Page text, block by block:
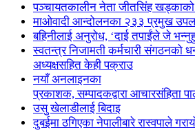
पञ्चायतकालीन नेता जीतसिंह खड्काको
माओवादी आन्दोलनका २३३ प्रमुख
बहिनीलाई अनुरोध, ‘दाई तपाईंले जे
स्वतन्त्र निजामती कर्मचारी संगठनको
अध्यक्षसहित केही पक्राउ
नयाँ अनलाइनका
प्रकाशक, सम्पादकद्वारा आचारसंहिता
उसु खेलाडीलाई बिदाइ
दुबईमा ठगिएका नेपालीबारे रास्वपाले